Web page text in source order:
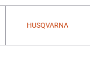
HUSQVARNA